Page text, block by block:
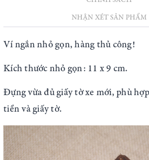
NHẬN XÉT SẢN PHẨM
Ví ngắn nhỏ gọn, hàng thủ công!
Kích thước nhỏ gọn: 11 x 9 cm.
Đựng vừa đủ giấy tờ xe mới, phù
tiền và giấy tờ.